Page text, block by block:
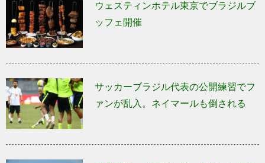
ウェスティンホテル東京でブラジルブ
ッフェ開催
サッカーブラジル代表の公開練習でフ
ァンが乱入。ネイマールも倒される